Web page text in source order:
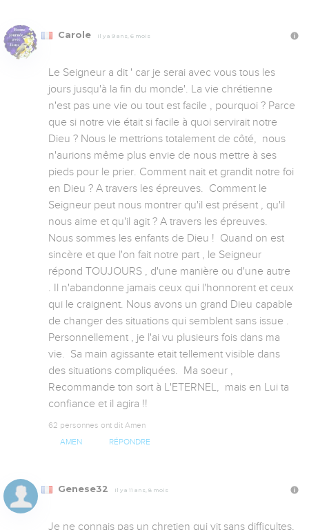
Carole Il y a 9 ans, 6 mois
Le Seigneur a dit ' car je serai avec vous tous les
jours jusqu'à la fin du monde'. La vie chrétienne
n'est pas une vie ou tout est facile , pourquoi ? Parce
que si notre vie était si facile à quoi servirait notre
Dieu ? Nous le mettrions totalement de côté,  nous
n'aurions même plus envie de nous mettre à ses
pieds pour le prier. Comment nait et grandit notre foi
en Dieu ? A travers les épreuves.  Comment le
Seigneur peut nous montrer qu'il est présent , qu'il
nous aime et qu'il agit ? A travers les épreuves.
Nous sommes les enfants de Dieu !  Quand on est
sincère et que l'on fait notre part , le Seigneur
répond TOUJOURS , d'une manière ou d'une autre
. Il n'abandonne jamais ceux qui l'honnorent et ceux
qui le craignent. Nous avons un grand Dieu capable
de changer des situations qui semblent sans issue .
Personnellement , je l'ai vu plusieurs fois dans ma
vie.  Sa main agissante etait tellement visible dans
des situations compliquées.  Ma soeur ,
Recommande ton sort à L'ETERNEL,  mais en Lui ta
confiance et il agira !!
62 personnes ont dit Amen
AMEN RÉPONDRE
Genese32 Il y a 11 ans, 8 mois
Je ne connais pas un chretien qui vit sans difficultes,